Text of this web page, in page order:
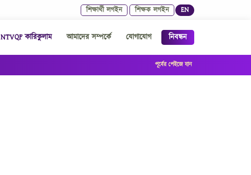
শিক্ষার্থী লগইন শিক্ষক লগইন EN
NTVQF কারিকুলাম আমাদের সম্পর্কে যোগাযোগ নিবন্ধন
পূর্বের পেইজে যান